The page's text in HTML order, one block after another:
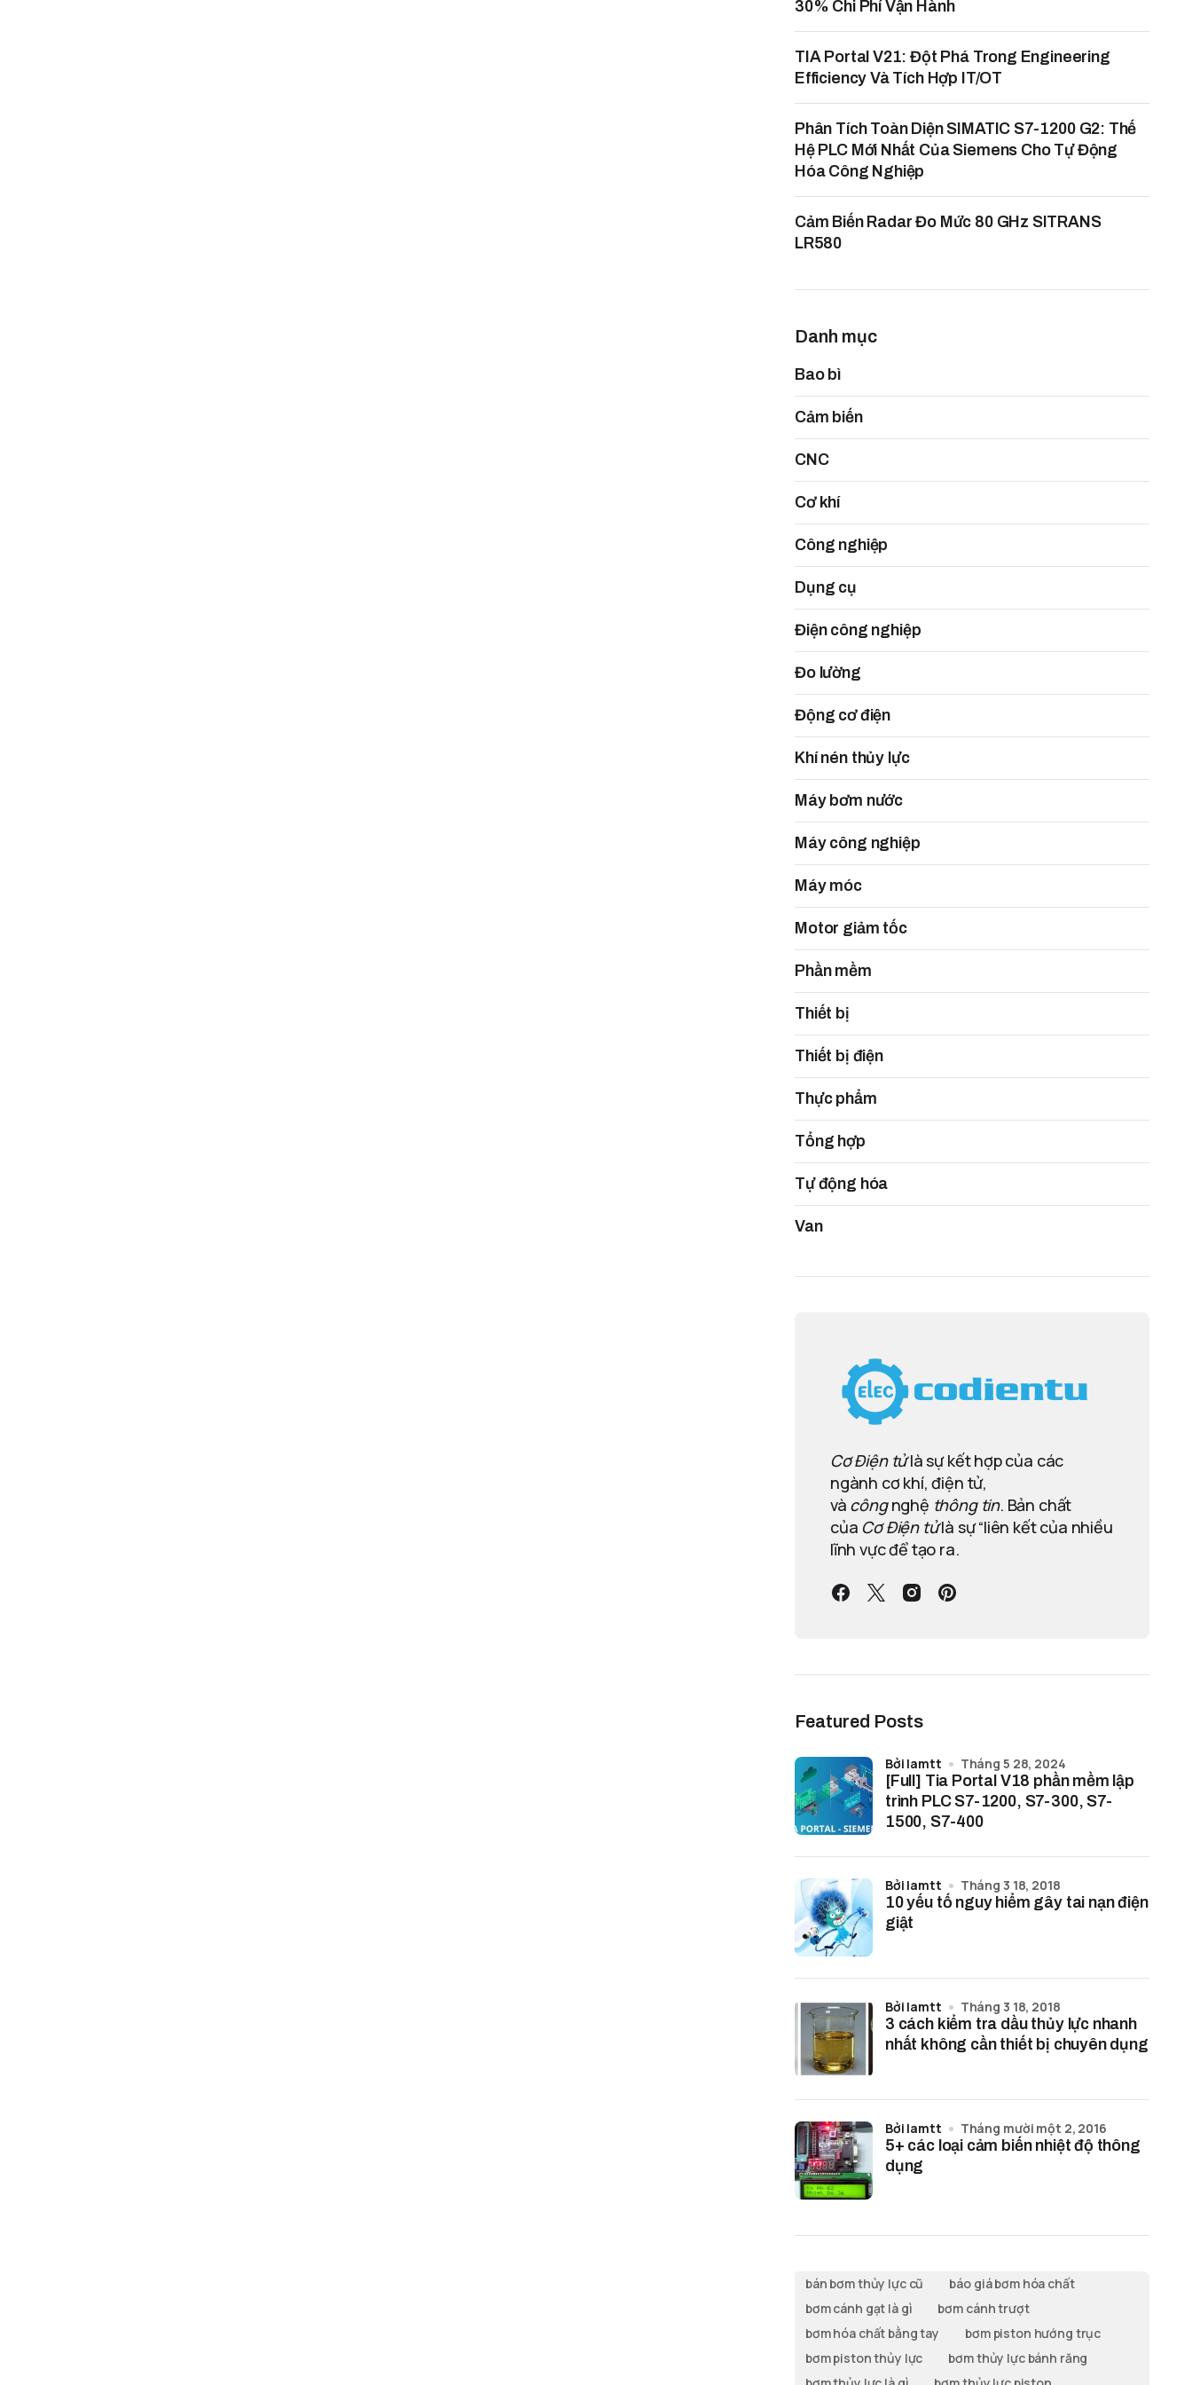
30% Chi Phí Vận Hành
TIA Portal V21: Đột Phá Trong Engineering
Efficiency Và Tích Hợp IT/OT
Phân Tích Toàn Diện SIMATIC S7-1200 G2: Thế
Hệ PLC Mới Nhất Của Siemens Cho Tự Động
Hóa Công Nghiệp
Cảm Biến Radar Đo Mức 80 GHz SITRANS
LR580
Danh mục
Bao bì
Cảm biến
CNC
Cơ khí
Công nghiệp
Dụng cụ
Điện công nghiệp
Đo lường
Động cơ điện
Khí nén thủy lực
Máy bơm nước
Máy công nghiệp
Máy móc
Motor giảm tốc
Phần mềm
Thiết bị
Thiết bị điện
Thực phẩm
Tổng hợp
Tự động hóa
Van
Cơ Điện tửlà sự kết hợp của các
ngành cơ khí, điện tử,
và côngnghệ thông tin. Bản chất
của Cơ Điện tửlà sự “liên kết của nhiều
lĩnh vực để tạo ra.
Featured Posts
[Full] Tia Portal V18 phần mềm lập
trình PLC S7-1200, S7-300, S7-
1500, S7-400
bởi lamtt Tháng 5 28, 2024
10 yếu tố nguy hiểm gây tai nạn điện
giật
bởi lamtt Tháng 3 18, 2018
3 cách kiểm tra dầu thủy lực nhanh
nhất không cần thiết bị chuyên dụng
bởi lamtt Tháng 3 18, 2018
5+ các loại cảm biến nhiệt độ thông
dụng
bởi lamtt Tháng mười một 2, 2016
bán bơm thủy lực cũ
báo giá bơm hóa chất
bơm cánh gạt là gì
bơm cánh trượt
bơm hóa chất bằng tay
bơm piston hướng trục
bơm piston thủy lực
bơm thủy lực bánh răng